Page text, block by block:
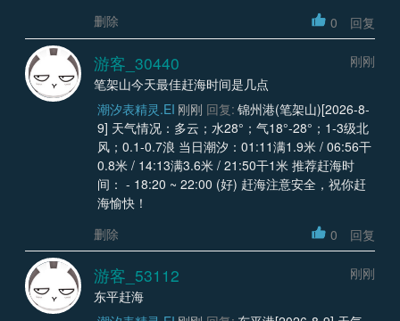
删除
0 回复
游客_30440
刚刚
笔架山今天最佳赶海时间是几点
潮汐表精灵.EI 刚刚 回复: 锦州港(笔架山)[2026-8-
9] 天气情况：多云；水28°；气18°-28°；1-3级北
风；0.1-0.7浪 当日潮汐：01:11满1.9米 / 06:56干
0.8米 / 14:13满3.6米 / 21:50干1米 推荐赶海时
间： - 18:20 ~ 22:00 (好) 赶海注意安全，祝你赶
海愉快！
删除
0 回复
游客_53112
刚刚
东平赶海